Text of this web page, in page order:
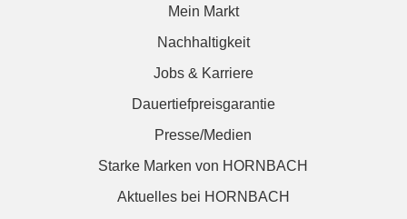
Mein Markt
Nachhaltigkeit
Jobs & Karriere
Dauertiefpreisgarantie
Presse/Medien
Starke Marken von HORNBACH
Aktuelles bei HORNBACH